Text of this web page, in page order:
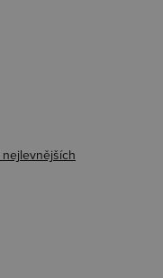
nejlevnějších